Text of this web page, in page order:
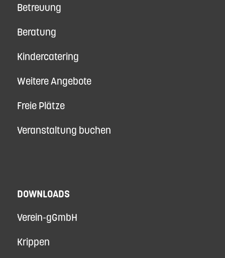
Betreuung
Beratung
Kindercatering
Weitere Angebote
Freie Plätze
Veranstaltung buchen
DOWNLOADS
Verein-gGmbH
Krippen